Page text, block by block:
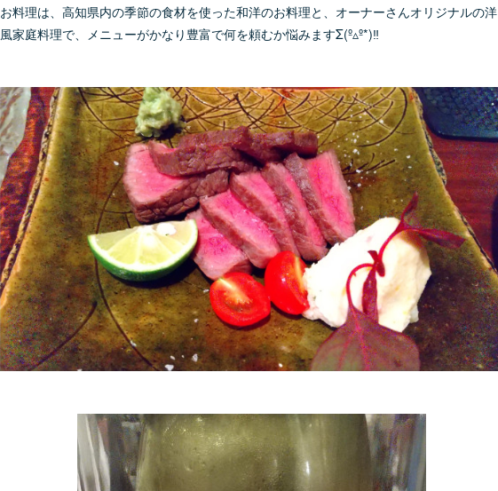
お料理は、高知県内の季節の食材を使った和洋のお料理と、オーナーさんオリジナルの洋
風家庭料理で、メニューがかなり豊富で何を頼むか悩みますΣ(º▵º*)‼️